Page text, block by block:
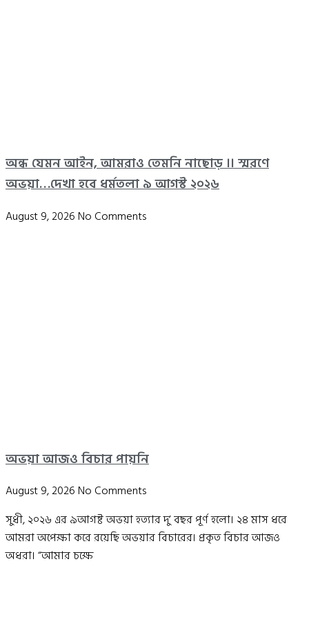
অন্ধ যেমন আইন, আমরাও তেমনি নাছোড় ।। স্মরণে
অভয়া…দেখা হবে ধর্মতলা ৯ আগস্ট ২০২৬
August 9, 2026No Comments
অভয়া আজও বিচার পায়নি
August 9, 2026No Comments
সুধী, ২০২৬ এর ৯আগষ্ট অভয়া হত্যার দু’ বছর পূর্ণ হলো। ২৪ মাস ধরে
আমরা অপেক্ষা করে রয়েছি অভয়ার বিচারের। প্রকৃত বিচার আজও
অধরা। “আমার চক্ষে